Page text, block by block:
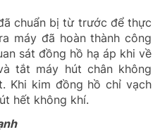
chuẩn bị từ trước để thực
máy đã hoàn thành công
sát đồng hồ hạ áp khi về
tắt máy hút chân không
Khi kim đồng hồ chỉ vạch
hết không khí.